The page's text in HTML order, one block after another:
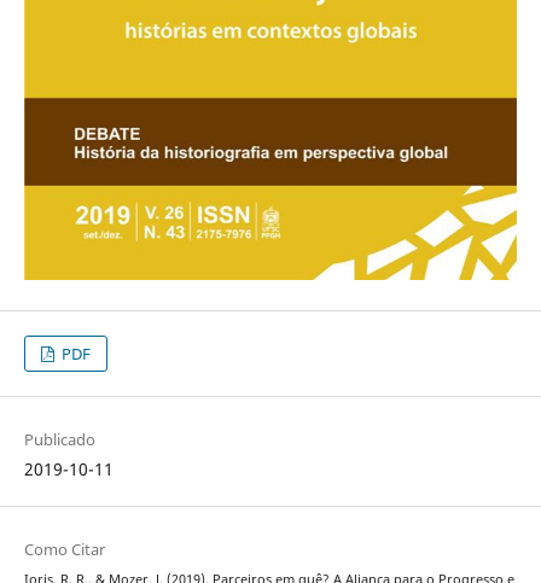
PDF
Publicado
2019-10-11
Como Citar
Ioris, R. R., & Mozer, J. (2019). Parceiros em quê? A Aliança para o Progresso e